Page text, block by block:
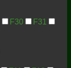
F30
F31